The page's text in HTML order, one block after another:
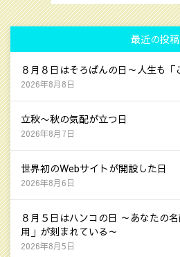
最近の投稿
８月８日はそろばんの日～人生も「
2026年8月8日
立秋〜秋の気配が立つ日
2026年8月7日
世界初のWebサイトが開設した日
2026年8月6日
８月５日はハンコの日 ～あなたの
用」が刻まれている～
2026年8月5日